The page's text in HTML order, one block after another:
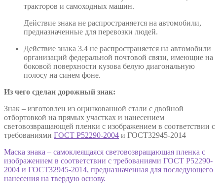
тракторов и самоходных машин.
Действие знака не распространяется на автомобили,
предназначенные для перевозки людей.
Действие знака 3.4 не распространяется на автомобили
организаций федеральной почтовой связи, имеющие на
боковой поверхности кузова белую диагональную
полосу на синем фоне.
Из чего сделан дорожный знак:
Знак – изготовлен из оцинкованной стали с двойной
отбортовкой на прямых участках и нанесением
световозвращающей пленки с изображением в соответствии с
требованиями ГОСТ Р52290-2004 и ГОСТ32945-2014
Маска знака – самоклеящаяся световозвращающая пленка с
изображением в соответствии с требованиями ГОСТ Р52290-
2004 и ГОСТ32945-2014, предназначенная для последующего
нанесения на твердую основу.